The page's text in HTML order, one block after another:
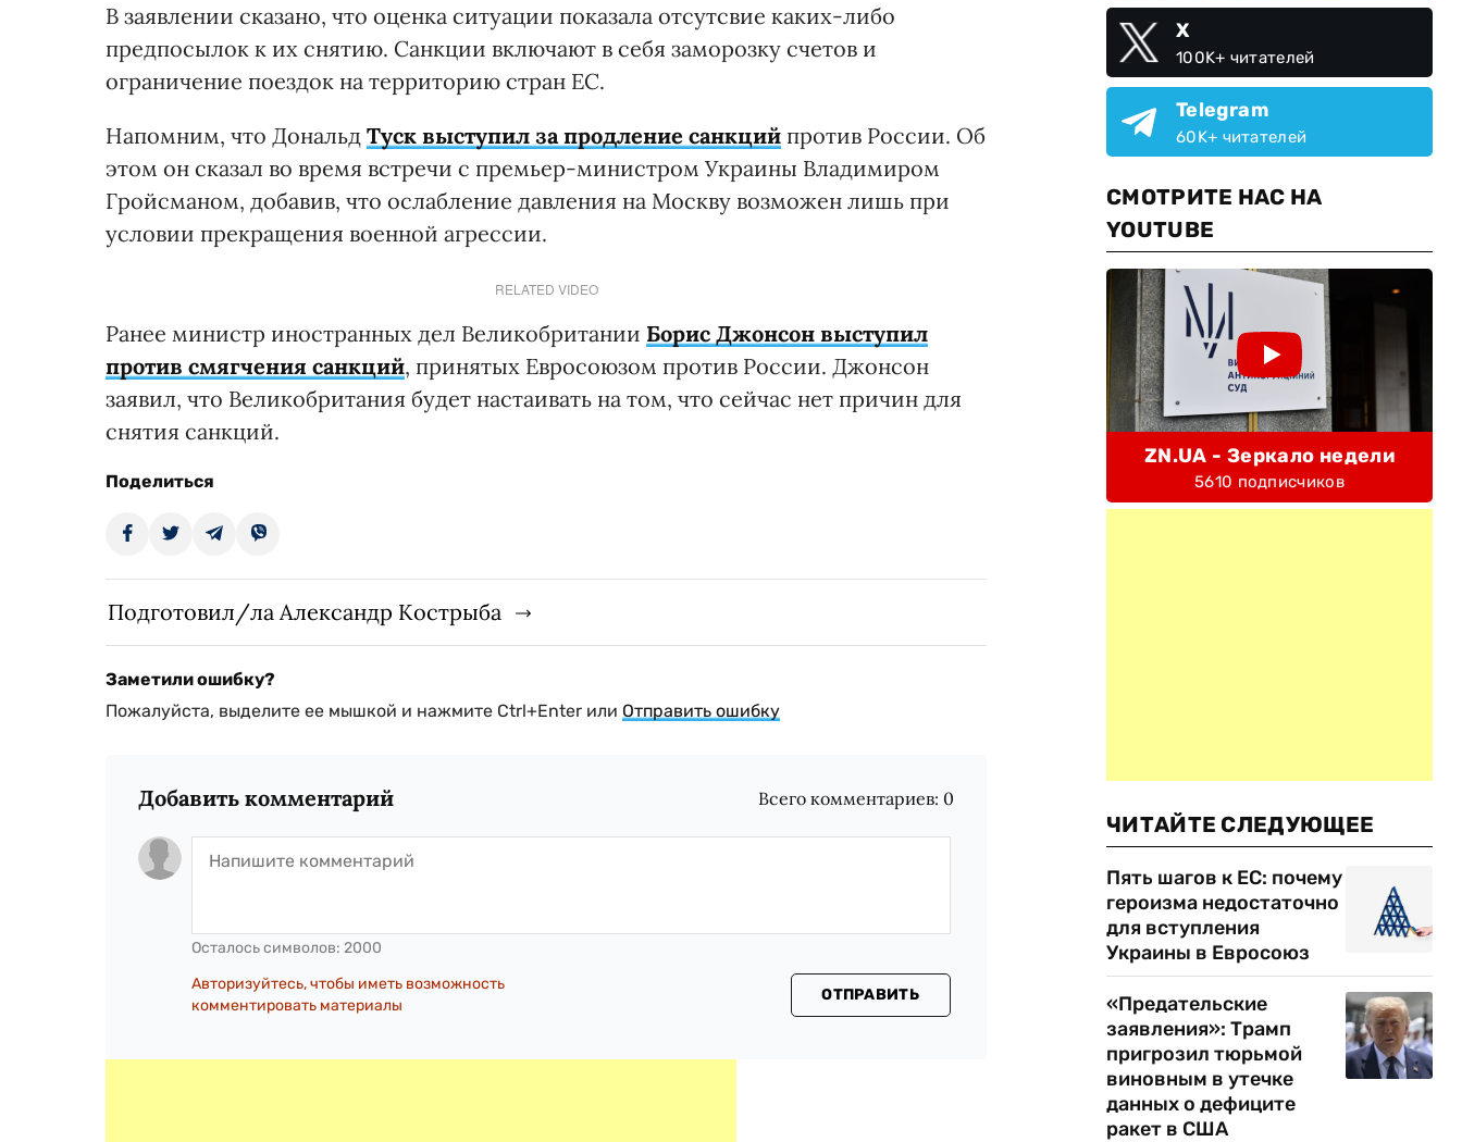
В заявлении сказано, что оценка ситуации показала отсутсвие каких-либо
предпосылок к их снятию. Санкции включают в себя заморозку счетов и
ограничение поездок на территорию стран ЕС.
Напомним, что Дональд Туск выступил за продление санкций против России. Об
этом он сказал во время встречи с премьер-министром Украины Владимиром
Гройсманом, добавив, что ослабление давления на Москву возможен лишь при
условии прекращения военной агрессии.
RELATED VIDEO
Ранее министр иностранных дел Великобритании Борис Джонсон выступил
против смягчения санкций, принятых Евросоюзом против России. Джонсон
заявил, что Великобритания будет настаивать на том, что сейчас нет причин для
снятия санкций.
Поделиться
Подготовил/ла Александр Кострыба
Заметили ошибку?
Пожалуйста, выделите ее мышкой и нажмите Ctrl+Enter или Отправить ошибку
Добавить комментарий Всего комментариев: 0
Осталось символов: 2000
Авторизуйтесь, чтобы иметь возможность
комментировать материалы
ОТПРАВИТЬ
X
100K+ читателей
Telegram
60K+ читателей
СМОТРИТЕ НАС НА
YOUTUBE
ZN.UA - Зеркало недели
5610 подписчиков
ЧИТАЙТЕ СЛЕДУЮЩЕЕ
Пять шагов к ЕС: почему
героизма недостаточно
для вступления
Украины в Евросоюз
«Предательские
заявления»: Трамп
пригрозил тюрьмой
виновным в утечке
данных о дефиците
ракет в США